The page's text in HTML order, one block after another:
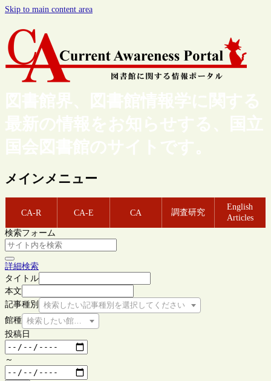
Skip to main content area
図書館界、図書館情報学に関する
最新の情報をお知らせする、国立
国会図書館のサイトです。
メインメニュー
CA-R CA-E CA 調査研究
English
Articles
検索フォーム
詳細検索
タイトル
本文
記事種別
検索したい記事種別を選択してください
館種 検索したい館種を選択してください
投稿日
～